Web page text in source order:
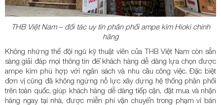
THB Việt Nam – đối tác uy tín phân phối ampe kìm Hioki chính
hãng
Không những thế đội ngũ kỹ thuật viên của THB Việt Nam còn sẵn
sàng giải đáp mọi thông tin để khách hàng dễ dàng lựa chọn được
ampe kìm phù hợp với ngân sách và nhu cầu công việc. Đặc biệt
đơn vị cũng đã không ngừng nỗ lực xây dựng hệ thống phân phối
trên toàn quốc, giúp khách hàng dễ dàng tiếp cận, đặt mua và nhận
hàng ngay tại nhà, được miễn phí vận chuyển trong phạm vi bán